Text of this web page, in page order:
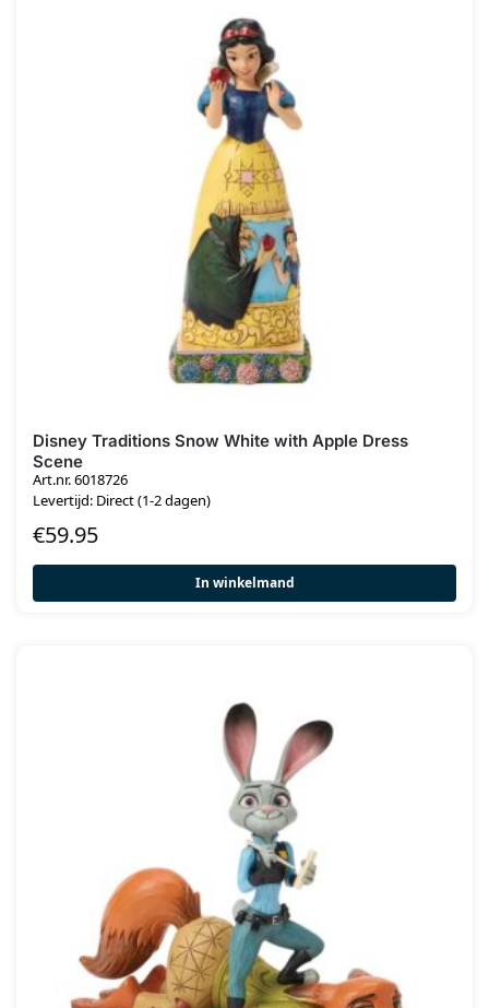
Disney Traditions Snow White with Apple Dress
Scene
Art.nr. 6018726
Levertijd: Direct (1-2 dagen)
€59.95
In winkelmand